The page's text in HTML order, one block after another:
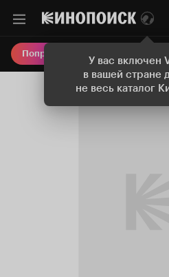
У вас включен
в вашей стране
не весь каталог
Попробовать Плюс